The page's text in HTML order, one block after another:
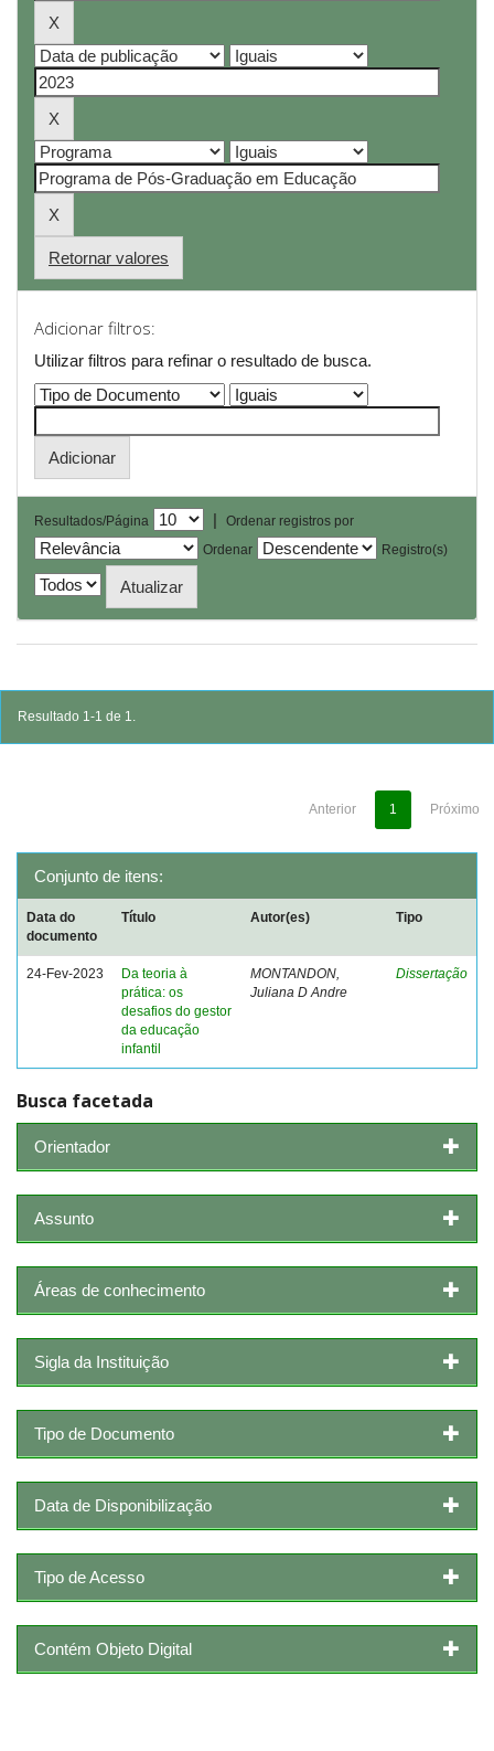
Retornar valores
Adicionar filtros:
Utilizar filtros para refinar o resultado de busca.
Resultados/Página |
Ordenar registros por
Ordenar
Registro(s)
Resultado 1-1 de 1.
Anterior 1 Próximo
Conjunto de itens:
Data do
documento
Título Autor(es) Tipo
24-Fev-2023
Da teoria à
prática: os
desafios do gestor
da educação
infantil
MONTANDON,
Juliana D Andre
Dissertação
Busca facetada
Orientador
Assunto
Áreas de conhecimento
Sigla da Instituição
Tipo de Documento
Data de Disponibilização
Tipo de Acesso
Contém Objeto Digital